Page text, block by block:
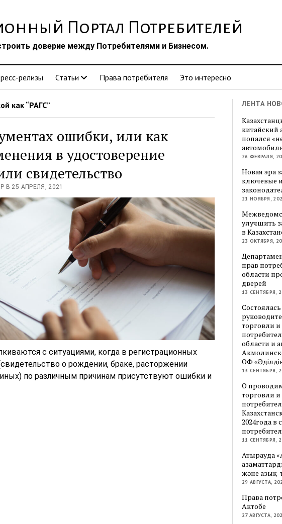
Портал Потребителей
доверие между Потребителями и Бизнесом.
релизы Статьи Права потребителя Это интересно
как “РАГС”
ошибки, или как
в удостоверение
свидетельство
25 АПРЕЛЯ, 2021
с ситуациями, когда в регистрационных
о рождении, браке, расторжении
по различным причинам присутствуют ошибки и
ЛЕНТА
китайский
попался
26 ФЕВРАЛЯ,
Новая эра
ключевые
21 НОЯБРЯ,
улучшить
в
23 ОКТЯБРЯ,
прав
области
дверей
13 СЕНТЯБРЯ,
торговли
области и
ОФ
13 СЕНТЯБРЯ,
О
торговли
2024года в
11 СЕНТЯБРЯ,
Атырауда
және азық-
29 АВГУСТА,
Права
Актобе
27 АВГУСТА,